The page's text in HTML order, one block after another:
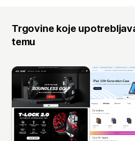
Trgovine koje
temu